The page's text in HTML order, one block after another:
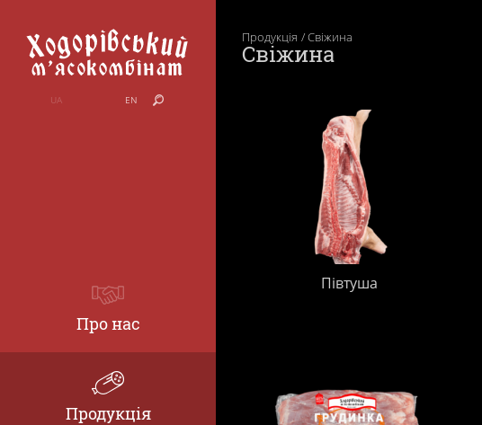
UA EN
Про нас
Продукція
Продукція Свіжина
Свіжина
Півтуша